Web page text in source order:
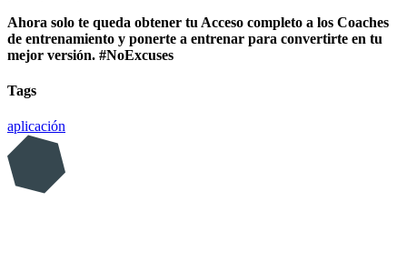
Ahora solo te queda obtener tu Acceso completo a los Coaches
de entrenamiento y ponerte a entrenar para convertirte en tu
mejor versión. #NoExcuses
Tags
aplicación